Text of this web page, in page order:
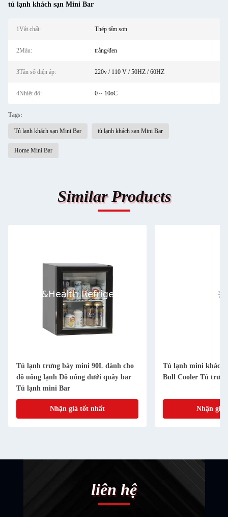
tủ lạnh khách sạn Mini Bar
1Vật chất: Thép tấm sơn
2Màu: trắng/đen
3Tần số điện áp: 220v / 110 V / 50HZ / 60HZ
4Nhiệt độ: 0 ~ 10oC
Tags:
Tủ lạnh khách sạn Mini Bar tủ lạnh khách sạn Mini Bar
Home Mini Bar
Similar Products
Tủ lạnh trưng bày mini 90L dành cho
đồ uống lạnh Đồ uống dưới quầy bar
Tủ lạnh mini Bar
Nhận giá tốt nhất
Tủ lạnh mini khách
Bull Cooler Tủ
Nhận giá
liên hệ